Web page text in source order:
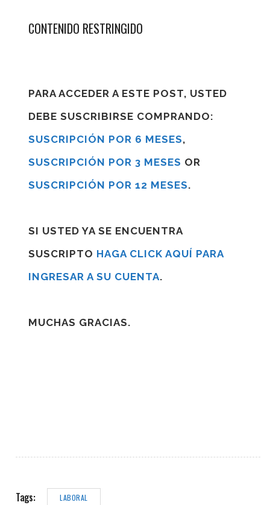
CONTENIDO RESTRINGIDO
PARA ACCEDER A ESTE POST, USTED
DEBE SUSCRIBIRSE COMPRANDO:
SUSCRIPCIÓN POR 6 MESES,
SUSCRIPCIÓN POR 3 MESES OR
SUSCRIPCIÓN POR 12 MESES.
SI USTED YA SE ENCUENTRA
SUSCRIPTO HAGA CLICK AQUÍ PARA
INGRESAR A SU CUENTA.
MUCHAS GRACIAS.
Tags: LABORAL